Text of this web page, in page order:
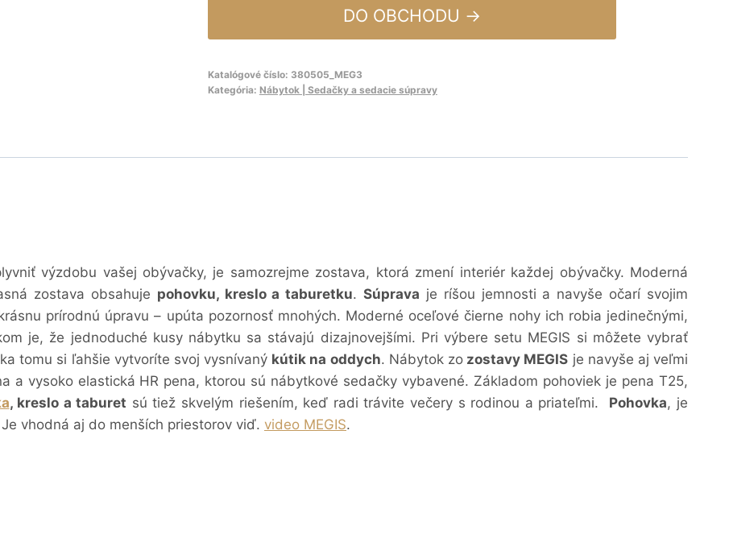
DO OBCHODU →
Katalógové číslo: 380505_MEG3
Kategória: Nábytok | Sedačky a sedacie súpravy
výzdobu vašej obývačky, je samozrejme zostava, ktorá zmení interiér každej obývačky. Moderná
zostava obsahuje pohovku, kreslo a taburetku.Súprava je ríšou jemnosti a navyše očarí svojim
prírodnú úpravu – upúta pozornosť mnohých. Moderné oceľové čierne nohy ich robia jedinečnými,
je, že jednoduché kusy nábytku sa stávajú dizajnovejšími. Pri výbere setu MEGIS si môžete vybrať
tomu si ľahšie vytvoríte svoj vysnívaný kútik na oddych. Nábytok zo zostavy MEGIS je navyše aj veľmi
a vysoko elastická HR pena, ktorou sú nábytkové sedačky vybavené. Základom pohoviek je pena T25,
, kreslo a taburet sú tiež skvelým riešením, keď radi trávite večery s rodinou a priateľmi. Pohovka, je
vhodná aj do menších priestorov viď. video MEGIS.